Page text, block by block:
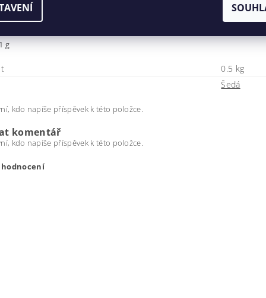
x 4 cm
g
0.5 kg
Šedá
kdo napíše příspěvek k této položce.
komentář
kdo napíše příspěvek k této položce.